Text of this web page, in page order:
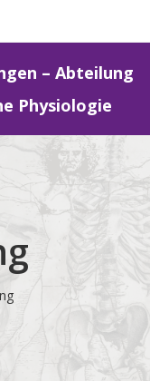
– Abteilung
Physiologie